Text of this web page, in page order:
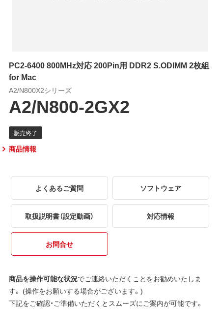
PC2-6400 800MHz対応 200Pin用 DDR2 S.ODIMM 2枚組
for Mac
A2/N800X2シリーズ
A2/N800-2GX2
商品情報
よくあるご質問 ソフトウェア
取扱説明書（設定動画） 対応情報
お問合せ
商品を操作可能な状況でご連絡いただくことをお勧めいたしま
す。 (操作をお願いする場合がございます。)
下記をご確認・ご準備いただくとスムーズにご案内が可能です。